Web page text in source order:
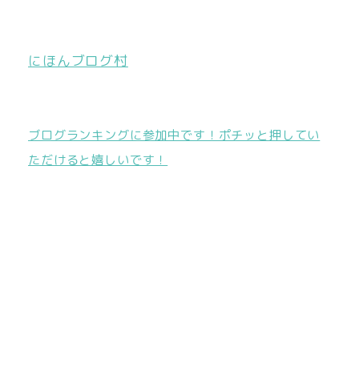
にほんブログ村
ブログランキングに参加中です！ポチッと押してい
ただけると嬉しいです！